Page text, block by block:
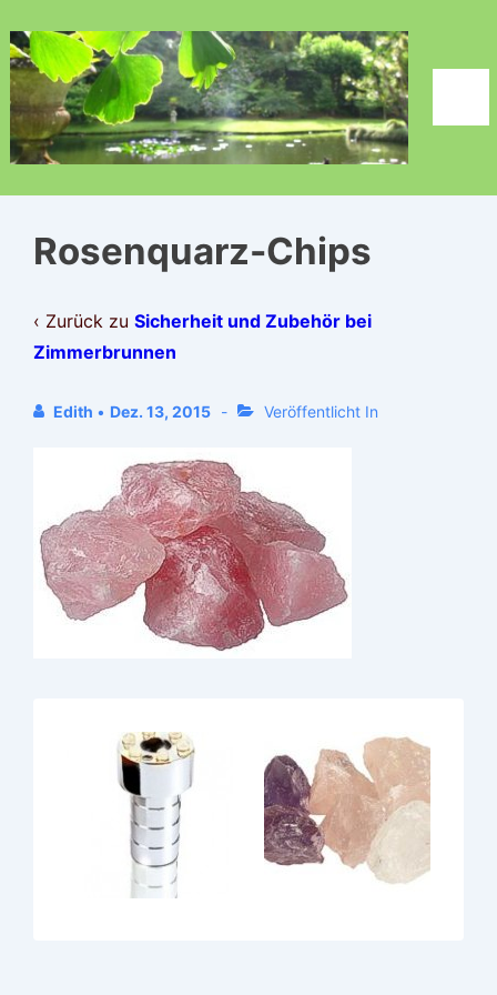
Zum
Inhalt
Rosenquarz-Chips
‹ Zurück zu Sicherheit und Zubehör bei
Zimmerbrunnen
Edith • Dez. 13, 2015 Veröffentlicht In